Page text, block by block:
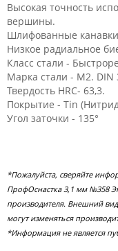
Высокая точность
вершины.
Шлифованные
Низкое радиальное
Класс стали -
Марка стали - M2. DIN
Твердость HRC- 63,3.
Покрытие - Tin
Угол заточки - 135°
*Пожалуйста, сверяйте
ПрофОснастка 3,1 мм №358
производителя. Внешний
могут изменяться
*Информация не является